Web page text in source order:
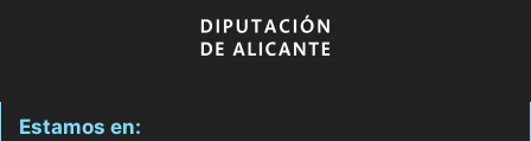
Estamos en: